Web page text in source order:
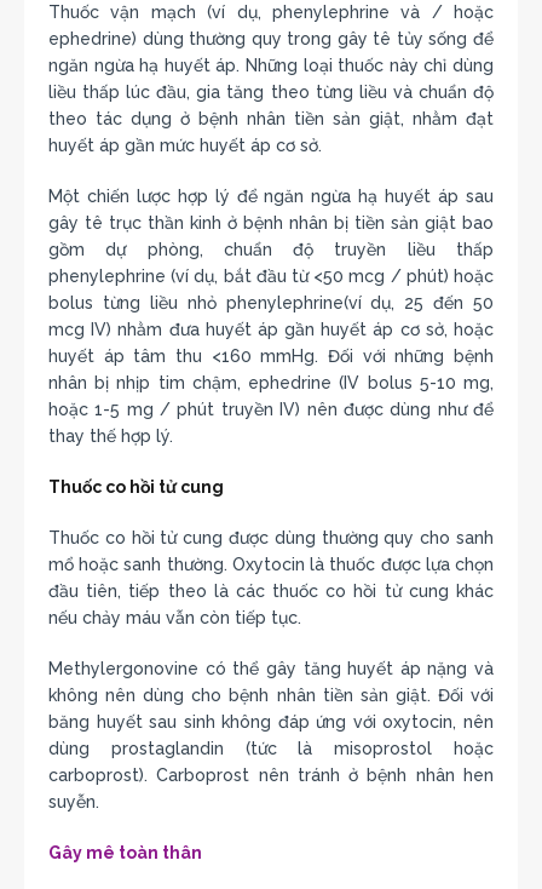
Thuốc vận mạch (ví dụ, phenylephrine và / hoặc
ephedrine) dùng thường quy trong gây tê tủy sống để
ngăn ngừa hạ huyết áp. Những loại thuốc này chỉ dùng
liều thấp lúc đầu, gia tăng theo từng liều và chuẩn độ
theo tác dụng ở bệnh nhân tiền sản giật, nhằm đạt
huyết áp gần mức huyết áp cơ sở.
Một chiến lược hợp lý để ngăn ngừa hạ huyết áp sau
gây tê trục thần kinh ở bệnh nhân bị tiền sản giật bao
gồm dự phòng, chuẩn độ truyền liều thấp
phenylephrine (ví dụ, bắt đầu từ <50 mcg / phút) hoặc
bolus từng liều nhỏ phenylephrine(ví dụ, 25 đến 50
mcg IV) nhằm đưa huyết áp gần huyết áp cơ sở, hoặc
huyết áp tâm thu <160 mmHg. Đối với những bệnh
nhân bị nhịp tim chậm, ephedrine (IV bolus 5-10 mg,
hoặc 1-5 mg / phút truyền IV) nên được dùng như để
thay thế hợp lý.
Thuốc co hồi tử cung
Thuốc co hồi tử cung được dùng thường quy cho sanh
mổ hoặc sanh thường. Oxytocin là thuốc được lựa chọn
đầu tiên, tiếp theo là các thuốc co hồi tử cung khác
nếu chảy máu vẫn còn tiếp tục.
Methylergonovine có thể gây tăng huyết áp nặng và
không nên dùng cho bệnh nhân tiền sản giật. Đối với
băng huyết sau sinh không đáp ứng với oxytocin, nên
dùng prostaglandin (tức là misoprostol hoặc
carboprost). Carboprost nên tránh ở bệnh nhân hen
suyễn.
Gây mê toàn thân